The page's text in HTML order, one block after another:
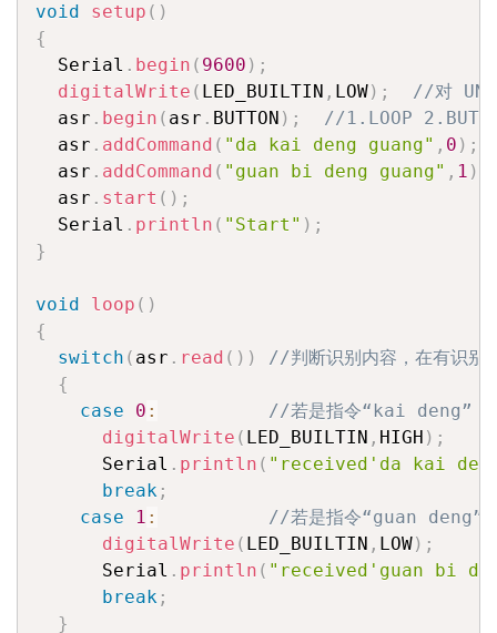
void setup ( )
{
  Serial
. begin ( 9600 ) ;
digitalWrite ( LED_BUILTIN , LOW) ;
//对 UNO
  asr
. begin ( asr . BUTTON ) ;
//1.LOOP
  asr
. addCommand ( "da kai deng guang" , 0 ) ;
  asr
. addCommand ( "guan bi deng guang" , 1 )
  asr
. start ( ) ;
  Serial
. println ( "Start" ) ;
}
void loop ( )
{
switch ( asr . read ( ) )
//判断识别内容，在有识
{
case
0 :
//若是指令“kai deng”
digitalWrite ( LED_BUILTIN , HIGH ) ;
      Serial
. println ( "received'da kai
break ;
case
1 :
//若是指令“guan deng”
digitalWrite ( LED_BUILTIN , LOW) ;
      Serial
. println ( "received'guan bi
break ;
}